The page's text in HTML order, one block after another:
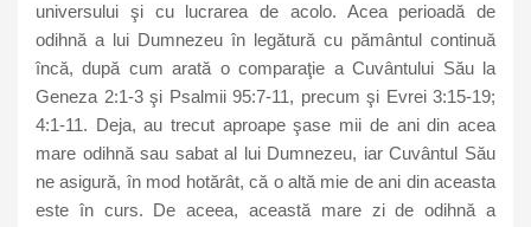
universului şi cu lucrarea de acolo. Acea perioadă de
odihnă a lui Dumnezeu în legătură cu pământul continuă
încă, după cum arată o comparaţie a Cuvântului Său la
Geneza 2:1-3 şi Psalmii 95:7-11, precum şi Evrei 3:15-19;
4:1-11. Deja, au trecut aproape şase mii de ani din acea
mare odihnă sau sabat al lui Dumnezeu, iar Cuvântul Său
ne asigură, în mod hotărât, că o altă mie de ani din aceasta
este în curs. De aceea, această mare zi de odihnă a